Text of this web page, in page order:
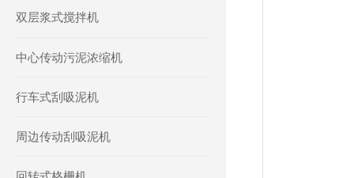
双层浆式搅拌机
中心传动污泥浓缩机
行车式刮吸泥机
周边传动刮吸泥机